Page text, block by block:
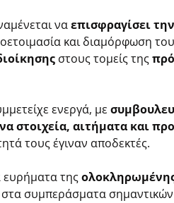
ναεπισφραγίσει
και διαμόρφωση
στους τομείς της
ενεργά, με
στοιχεία, αιτήματα και
τους έγιναν αποδεκτές.
ευρήματα της
συμπεράσματα